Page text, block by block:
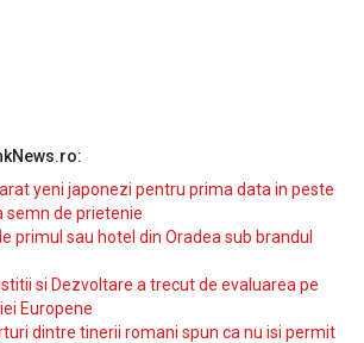
yeni japonezi pentru prima data in peste
semn de prietenie
primul sau hotel din Oradea sub brandul
si Dezvoltare a trecut de evaluarea pe
Europene
dintre tinerii romani spun ca nu isi permit